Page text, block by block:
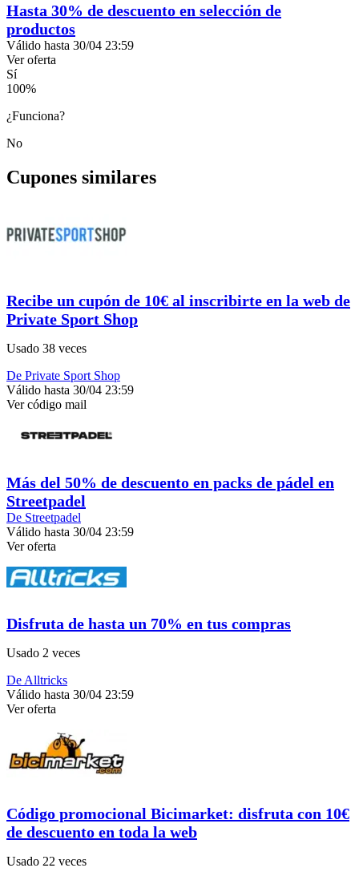
Hasta 30% de descuento en selección de
productos
Válido hasta 30/04 23:59
Ver oferta
Sí
100%
¿Funciona?
No
Cupones similares
Recibe un cupón de 10€ al inscribirte en la web de
Private Sport Shop
Usado 38 veces
De Private Sport Shop
Válido hasta 30/04 23:59
Ver código mail
Más del 50% de descuento en packs de pádel en
Streetpadel
De Streetpadel
Válido hasta 30/04 23:59
Ver oferta
Disfruta de hasta un 70% en tus compras
Usado 2 veces
De Alltricks
Válido hasta 30/04 23:59
Ver oferta
Código promocional Bicimarket: disfruta con 10€
de descuento en toda la web
Usado 22 veces